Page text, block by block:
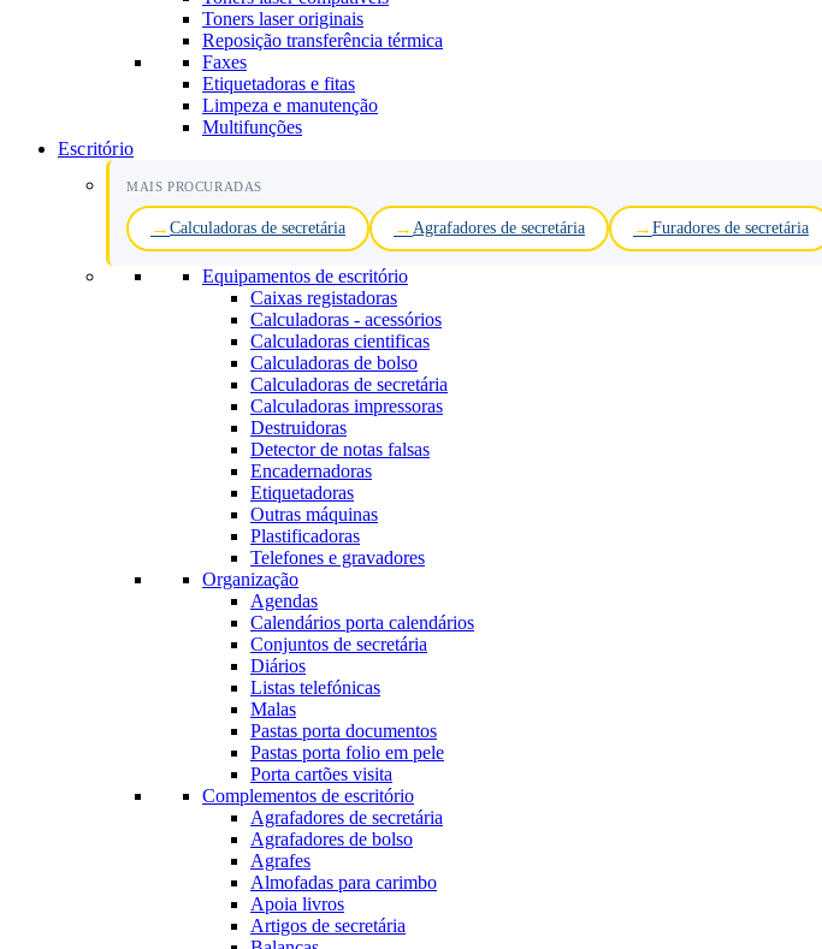
Toners laser originais
Reposição transferência térmica
Faxes
Etiquetadoras e fitas
Limpeza e manutenção
Multifunções
Escritório
MAIS PROCURADAS
Calculadoras de secretária Agrafadores de secretária Furadores de secretária
Equipamentos de escritório
Caixas registadoras
Calculadoras - acessórios
Calculadoras cientificas
Calculadoras de bolso
Calculadoras de secretária
Calculadoras impressoras
Destruidoras
Detector de notas falsas
Encadernadoras
Etiquetadoras
Outras máquinas
Plastificadoras
Telefones e gravadores
Organização
Agendas
Calendários porta calendários
Conjuntos de secretária
Diários
Listas telefónicas
Malas
Pastas porta documentos
Pastas porta folio em pele
Porta cartões visita
Complementos de escritório
Agrafadores de secretária
Agrafadores de bolso
Agrafes
Almofadas para carimbo
Apoia livros
Artigos de secretária